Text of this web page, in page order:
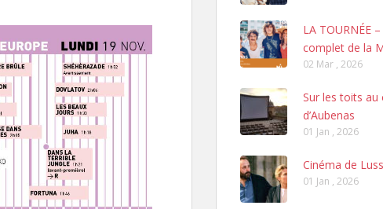
LA TOURNÉE
complet de la
02 Mar , 2026
Sur les toits au
d’Aubenas
01 Jan , 2026
Cinéma de
01 Jan , 2026